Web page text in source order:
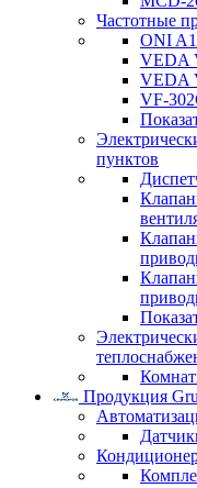
Частотные
ONI
VEDA
VEDA
VF-
пунктов
Продукция